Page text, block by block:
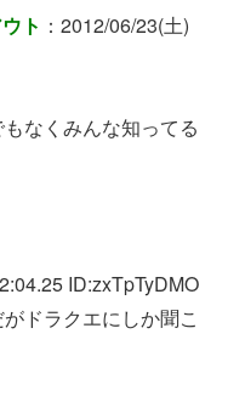
ト ：2012/06/23(土)
なくみんな知ってる
ID:zxTpTyDMO
ドラクエにしか聞こ